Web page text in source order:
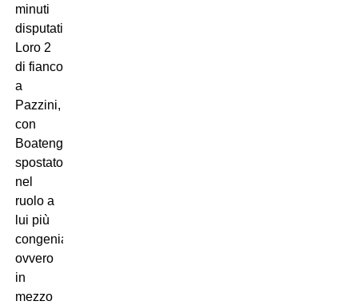
minuti
disputati.
Loro 2
di fianco
a
Pazzini,
con
Boateng
spostato
nel
ruolo a
lui più
congeniale,
ovvero
in
mezzo